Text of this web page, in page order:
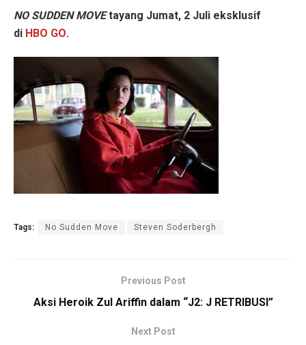
NO SUDDEN MOVEtayang Jumat, 2 Juli eksklusif
di HBO GO.
Tags: No Sudden Move Steven Soderbergh
Previous Post
Aksi Heroik Zul Ariffin dalam “J2: J RETRIBUSI”
Next Post